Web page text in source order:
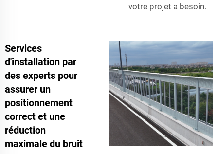
votre projet a besoin.
Services
d'installation par
des experts pour
assurer un
positionnement
correct et une
réduction
maximale du bruit